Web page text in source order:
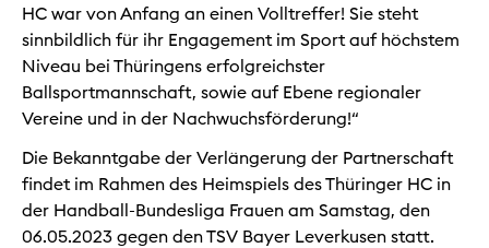
HC war von Anfang an einen Volltreffer! Sie steht
sinnbildlich für ihr Engagement im Sport auf höchstem
Niveau bei Thüringens erfolgreichster
Ballsportmannschaft, sowie auf Ebene regionaler
Vereine und in der Nachwuchsförderung!“
Die Bekanntgabe der Verlängerung der Partnerschaft
findet im Rahmen des Heimspiels des Thüringer HC in
der Handball-Bundesliga Frauen am Samstag, den
06.05.2023 gegen den TSV Bayer Leverkusen statt.